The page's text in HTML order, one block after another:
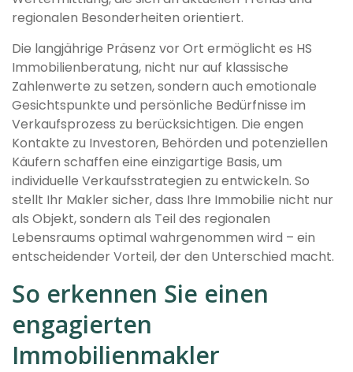
regionalen Besonderheiten orientiert.
Die langjährige Präsenz vor Ort ermöglicht es HS
Immobilienberatung, nicht nur auf klassische
Zahlenwerte zu setzen, sondern auch emotionale
Gesichtspunkte und persönliche Bedürfnisse im
Verkaufsprozess zu berücksichtigen. Die engen
Kontakte zu Investoren, Behörden und potenziellen
Käufern schaffen eine einzigartige Basis, um
individuelle Verkaufsstrategien zu entwickeln. So
stellt Ihr Makler sicher, dass Ihre Immobilie nicht nur
als Objekt, sondern als Teil des regionalen
Lebensraums optimal wahrgenommen wird – ein
entscheidender Vorteil, der den Unterschied macht.
So erkennen Sie einen
engagierten
Immobilienmakler